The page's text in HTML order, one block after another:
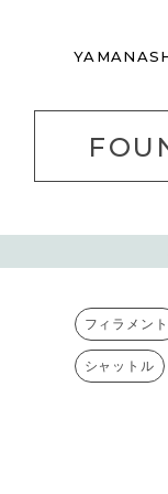
フィラメント
シャットル